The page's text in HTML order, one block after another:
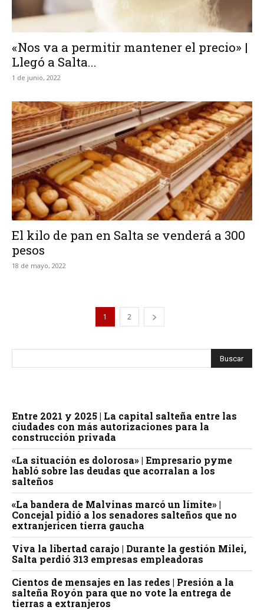
«Nos va a permitir mantener el precio» |
Llegó a Salta...
1 de junio, 2022
El kilo de pan en Salta se venderá a 300
pesos
18 de mayo, 2022
1 2
Entre 2021 y 2025 | La capital salteña entre las
ciudades con más autorizaciones para la
construcción privada
«La situación es dolorosa» | Empresario pyme
habló sobre las deudas que acorralan a los
salteños
«La bandera de Malvinas marcó un límite» |
Concejal pidió a los senadores salteños que no
extranjericen tierra gaucha
Viva la libertad carajo | Durante la gestión Milei,
Salta perdió 313 empresas empleadoras
Cientos de mensajes en las redes | Presión a la
salteña Royón para que no vote la entrega de
tierras a extranjeros